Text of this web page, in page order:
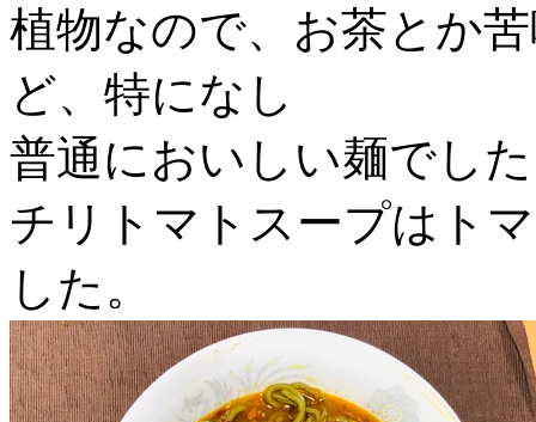
植物なので、お茶とか
ど、特になし
普通においしい麺でし
チリトマトスープはト
した。